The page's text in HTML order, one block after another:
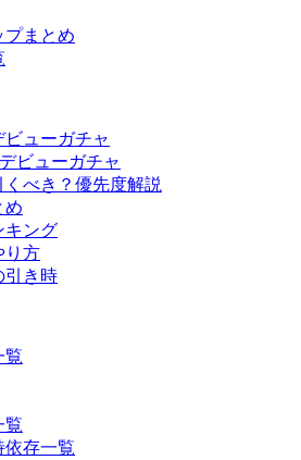
プまとめ
ビューガチャ
ビューガチャ
べき？優先度解説
め
キング
り方
引き時
覧
覧
依存一覧